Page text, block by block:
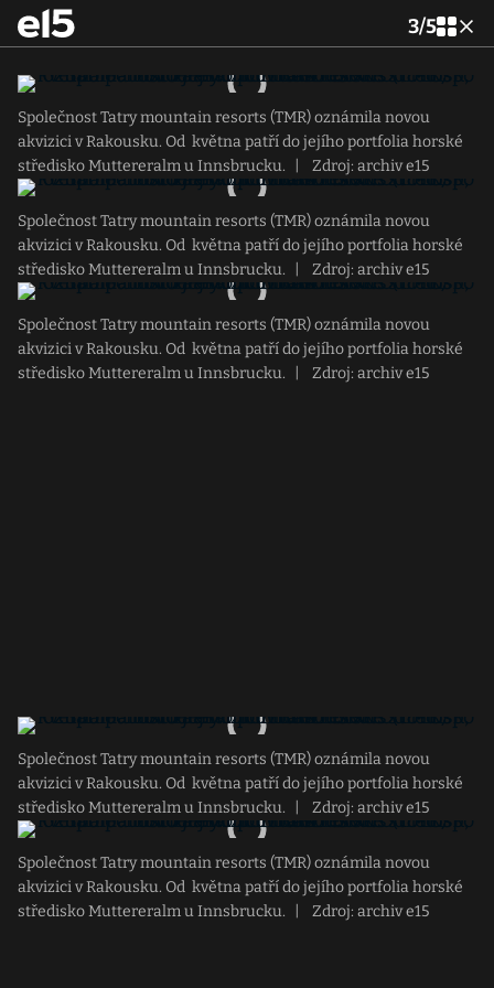
3/5
Společnost Tatry mountain resorts (TMR) oznámila novou
akvizici v Rakousku. Od května patří do jejího portfolia horské
středisko Muttereralm u Innsbrucku.
Zdroj: archiv e15
Společnost Tatry mountain resorts (TMR) oznámila novou
akvizici v Rakousku. Od května patří do jejího portfolia horské
středisko Muttereralm u Innsbrucku.
Zdroj: archiv e15
Společnost Tatry mountain resorts (TMR) oznámila novou
akvizici v Rakousku. Od května patří do jejího portfolia horské
středisko Muttereralm u Innsbrucku.
Zdroj: archiv e15
Společnost Tatry mountain resorts (TMR) oznámila novou
akvizici v Rakousku. Od května patří do jejího portfolia horské
středisko Muttereralm u Innsbrucku.
Zdroj: archiv e15
Společnost Tatry mountain resorts (TMR) oznámila novou
akvizici v Rakousku. Od května patří do jejího portfolia horské
středisko Muttereralm u Innsbrucku.
Zdroj: archiv e15